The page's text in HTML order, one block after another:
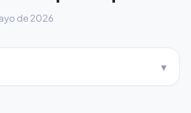
de 2026